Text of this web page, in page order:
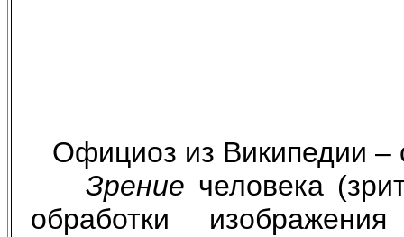
Официоз из Википедии –
Зрение человека
обработки